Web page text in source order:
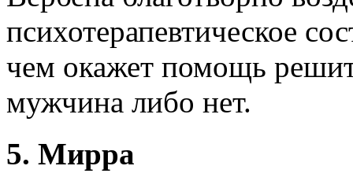
психотерапевтическое
чем окажет помощь
мужчина либо нет.
5. Мирра